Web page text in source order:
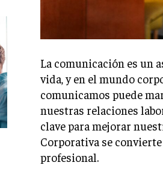
La comunicación es un
vida, y en el mundo
comunicamos puede
nuestras relaciones
clave para mejorar
Corporativa se
profesional.